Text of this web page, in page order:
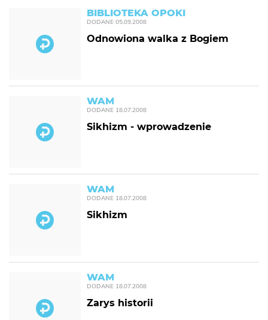
BIBLIOTEKA OPOKI
DODANE 05.09.2008
Odnowiona walka z Bogiem
WAM
DODANE 18.07.2008
Sikhizm - wprowadzenie
WAM
DODANE 18.07.2008
Sikhizm
WAM
DODANE 18.07.2008
Zarys historii